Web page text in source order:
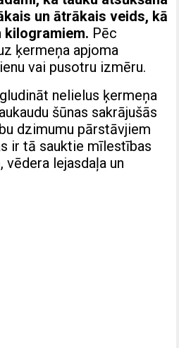
un ātrākais veids, kā
kilogramiem. Pēc
ķermeņa apjoma
vai pusotru izmēru.
nelielus ķermeņa
šūnas sakrājušās
dzimumu pārstāvjiem
ir tā sauktie mīlestības
lejasdaļa un